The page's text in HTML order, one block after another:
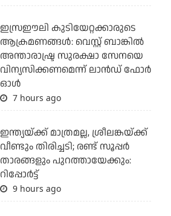
ഇസ്രഈലി കുടിയേറ്റക്കാരുടെ
ആക്രമണങ്ങള്‍: വെസ്റ്റ് ബാങ്കില്‍
അന്താരാഷ്ട്ര സുരക്ഷാ സേനയെ
വിന്യസിക്കണമെന്ന് ലാന്‍ഡ് ഫോര്‍
ഓള്‍
7 hours ago
ഇന്ത്യയ്ക്ക് മാത്രമല്ല, ശ്രീലങ്കയ്ക്ക്
വീണ്ടും തിരിച്ചടി; രണ്ട് സൂപ്പര്‍
താരങ്ങളും പുറത്തായേക്കും:
റിപ്പോര്‍ട്ട്
9 hours ago